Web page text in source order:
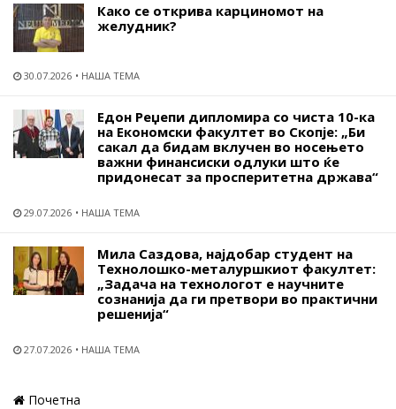
Како се открива карциномот на
желудник?
30.07.2026 НАША ТЕМА
Едон Реџепи дипломира со чиста 10-ка
на Економски факултет во Скопје: „Би
сакал да бидам вклучен во носењето
важни финансиски одлуки што ќе
придонесат за просперитетна држава“
29.07.2026 НАША ТЕМА
Мила Саздова, најдобар студент на
Технолошко-металуршкиот факултет:
„Задача на технологот е научните
сознанија да ги претвори во практични
решенија“
27.07.2026 НАША ТЕМА
Почетна